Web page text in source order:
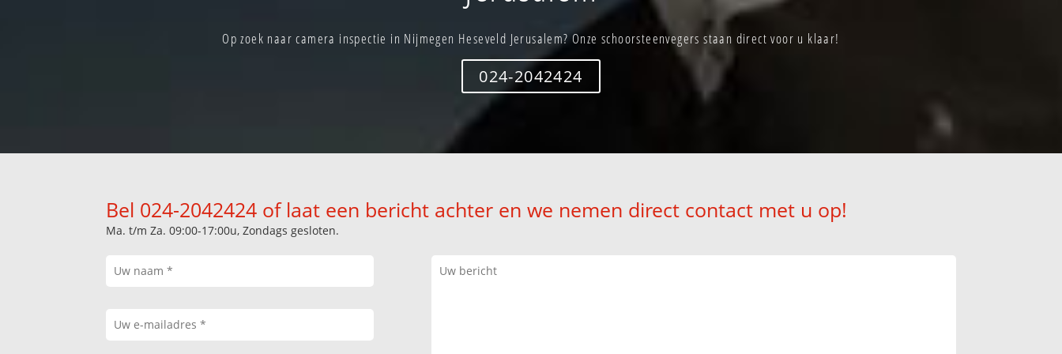
Op zoek naar camera inspectie in Nijmegen Heseveld Jerusalem? Onze schoorsteenvegers staan direct voor u klaar!
024-2042424
Bel 024-2042424 of laat een bericht achter en we nemen direct contact met u op!
Ma. t/m Za. 09:00-17:00u, Zondags gesloten.